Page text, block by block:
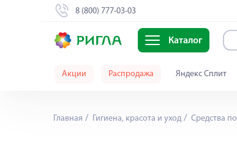
8 (800) 777-03-03
Каталог
Акции Распродажа Яндекс Сплит
Главная Гигиена, красота и уход Средства